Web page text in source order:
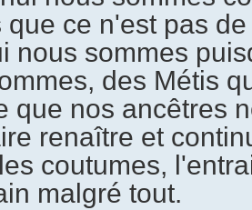
que ce n'est pas
nous sommes
des Métis
que nos ancêtres
renaître et
coutumes,
malgré tout.